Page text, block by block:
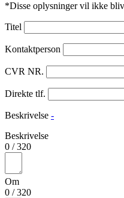
*Disse oplysninger vil ikke
Titel
Kontaktperson
CVR NR.
Direkte tlf.
Beskrivelse -
Beskrivelse
0 /320
Om
0 /320